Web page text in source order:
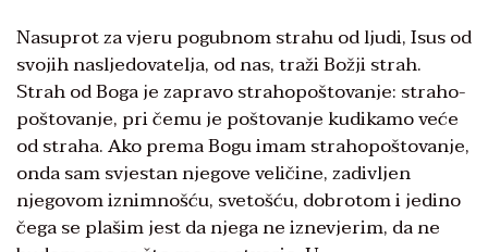
Nasuprot za vjeru pogubnom strahu od ljudi, Isus od
svojih nasljedovatelja, od nas, traži Božji strah.
Strah od Boga je zapravo strahopoštovanje: straho-
poštovanje, pri čemu je poštovanje kudikamo veće
od straha. Ako prema Bogu imam strahopoštovanje,
onda sam svjestan njegove veličine, zadivljen
njegovom iznimnošću, svetošću, dobrotom i jedino
čega se plašim jest da njega ne iznevjerim, da ne